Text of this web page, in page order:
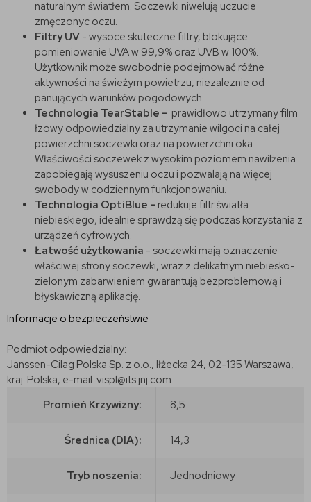
naturalnym światłem. Soczewki niwelują uczucie
zmęczonyc oczu.
Filtry UV - wysoce skuteczne filtry, blokujące
pomieniowanie UVA w 99,9% oraz UVB w 100%.
Użytkownik może swobodnie podejmować różne
aktywności na świeżym powietrzu, niezaleznie od
panujących warunków pogodowych.
Technologia TearStable - prawidłowo utrzymany film
łzowy odpowiedzialny za utrzymanie wilgoci na całej
powierzchni soczewki oraz na powierzchni oka.
Właściwości soczewek z wysokim poziomem nawilżenia
zapobiegają wysuszeniu oczu i pozwalają na więcej
swobody w codziennym funkcjonowaniu.
Technologia OptiBlue - redukuje filtr światła
niebieskiego, idealnie sprawdzą się podczas korzystania z
urządzeń cyfrowych.
Łatwość użytkowania - soczewki mają oznaczenie
właściwej strony soczewki, wraz z delikatnym niebiesko-
zielonym zabarwieniem gwarantują bezproblemową i
błyskawiczną aplikację.
Informacje o bezpieczeństwie
Podmiot odpowiedzialny:
Janssen-Cilag Polska Sp. z o.o., Iłżecka 24, 02-135 Warszawa,
kraj: Polska, e-mail: vispl@its.jnj.com
Promień Krzywizny:
8,5
Średnica (DIA): 14,3
Tryb noszenia: Jednodniowy